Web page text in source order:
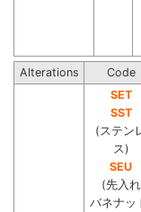
Alterations Code
SET
SST
(ステン
ス)
SEU
(先入れ
バネナッ